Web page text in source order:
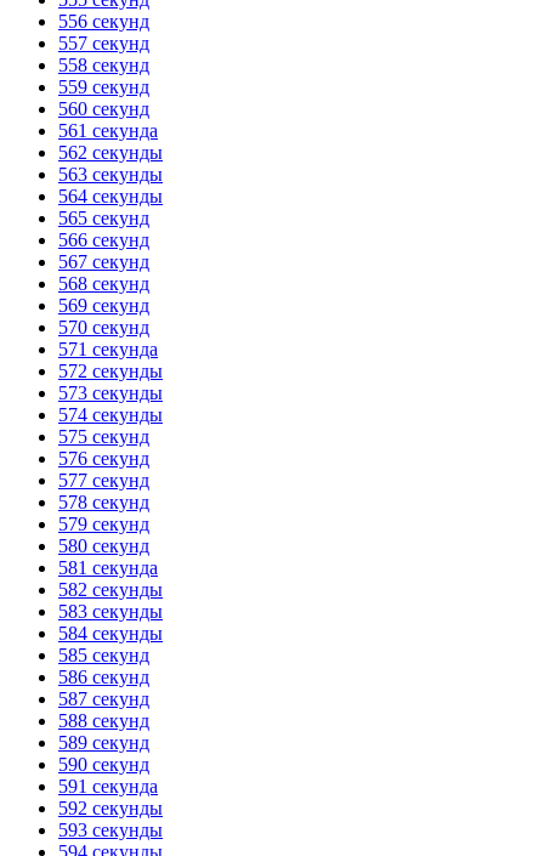
556 секунд
557 секунд
558 секунд
559 секунд
560 секунд
561 секунда
562 секунды
563 секунды
564 секунды
565 секунд
566 секунд
567 секунд
568 секунд
569 секунд
570 секунд
571 секунда
572 секунды
573 секунды
574 секунды
575 секунд
576 секунд
577 секунд
578 секунд
579 секунд
580 секунд
581 секунда
582 секунды
583 секунды
584 секунды
585 секунд
586 секунд
587 секунд
588 секунд
589 секунд
590 секунд
591 секунда
592 секунды
593 секунды